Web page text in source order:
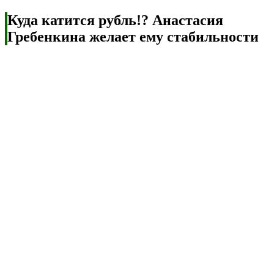
Куда катится рубль!? Анастасия
Гребенкина желает ему стабильности